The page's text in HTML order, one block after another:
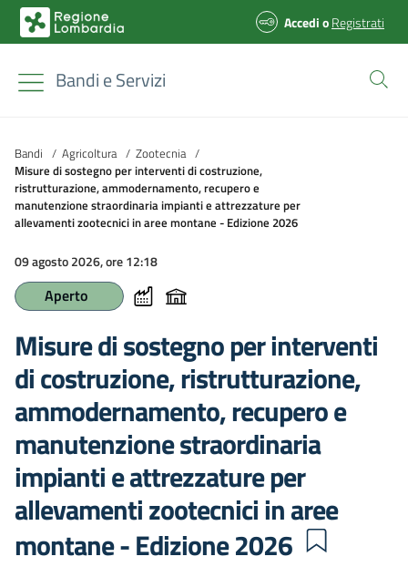
AccedioRegistrati
Bandi e Servizi
Bandi / Agricoltura / Zootecnia /
Misure di sostegno per interventi di costruzione,
ristrutturazione, ammodernamento, recupero e
manutenzione straordinaria impianti e attrezzature per
allevamenti zootecnici in aree montane - Edizione 2026
09 agosto 2026, ore 12:18
Aperto
Misure di sostegno per interventi
di costruzione, ristrutturazione,
ammodernamento, recupero e
manutenzione straordinaria
impianti e attrezzature per
allevamenti zootecnici in aree
montane - Edizione 2026